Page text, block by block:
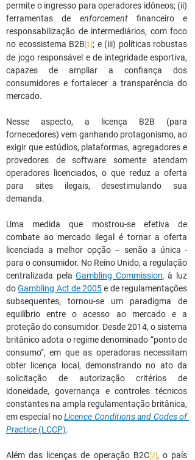
permite o ingresso para operadores idôneos; (ii)
ferramentas de enforcement financeiro e
responsabilização de intermediários, com foco
no ecossistema B2B [1] ; e (iii) políticas robustas
de jogo responsável e de integridade esportiva,
capazes de ampliar a confiança dos
consumidores e fortalecer a transparência do
mercado.
Nesse aspecto, a licença B2B (para
fornecedores) vem ganhando protagonismo, ao
exigir que estúdios, plataformas, agregadores e
provedores de software somente atendam
operadores licenciados, o que reduz a oferta
para sites ilegais, desestimulando sua
demanda.
Uma medida que mostrou-se efetiva de
combate ao mercado ilegal é tornar a oferta
licenciada a melhor opção – senão a única -
para o consumidor. No Reino Unido, a regulação
centralizada pela Gambling Commission, à luz
do Gambling Act de 2005 e de regulamentações
subsequentes, tornou-se um paradigma de
equilíbrio entre o acesso ao mercado e a
proteção do consumidor. Desde 2014, o sistema
britânico adota o regime denominado “ponto de
consumo”, em que as operadoras necessitam
obter licença local, demonstrando no ato da
solicitação de autorização critérios de
idoneidade, governança e controles técnicos
constantes na ampla regulamentação britânica,
em especial no Licence Conditions and Codes of
Practice (LCCP).
Além das licenças de operação B2C[2], o país